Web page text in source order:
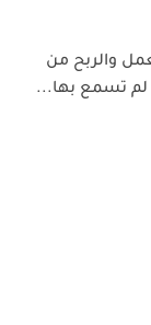
والربح من
لم تسمع بها...